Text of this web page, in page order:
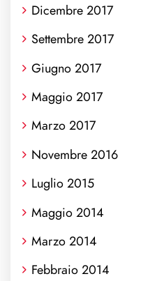
Dicembre 2017
Settembre 2017
Giugno 2017
Maggio 2017
Marzo 2017
Novembre 2016
Luglio 2015
Maggio 2014
Marzo 2014
Febbraio 2014